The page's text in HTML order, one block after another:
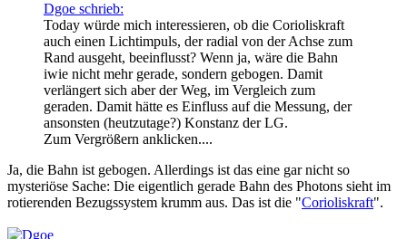
Dgoe schrieb:
Today würde mich interessieren, ob die Corioliskraft
auch einen Lichtimpuls, der radial von der Achse zum
Rand ausgeht, beeinflusst? Wenn ja, wäre die Bahn
iwie nicht mehr gerade, sondern gebogen. Damit
verlängert sich aber der Weg, im Vergleich zum
geraden. Damit hätte es Einfluss auf die Messung, der
ansonsten (heutzutage?) Konstanz der LG.
Zum Vergrößern anklicken....
Ja, die Bahn ist gebogen. Allerdings ist das eine gar nicht so
mysteriöse Sache: Die eigentlich gerade Bahn des Photons sieht im
rotierenden Bezugssystem krumm aus. Das ist die "Corioliskraft".